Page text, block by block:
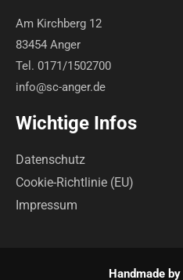
Am Kirchberg 12
83454 Anger
Tel. 0171/1502700
info@sc-anger.de
Wichtige Infos
Datenschutz
Cookie-Richtlinie (EU)
Impressum
Handmade by